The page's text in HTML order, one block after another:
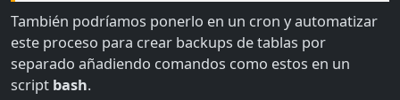
También podríamos ponerlo en un cron y automatizar
este proceso para crear backups de tablas por
separado añadiendo comandos como estos en un
script bash.